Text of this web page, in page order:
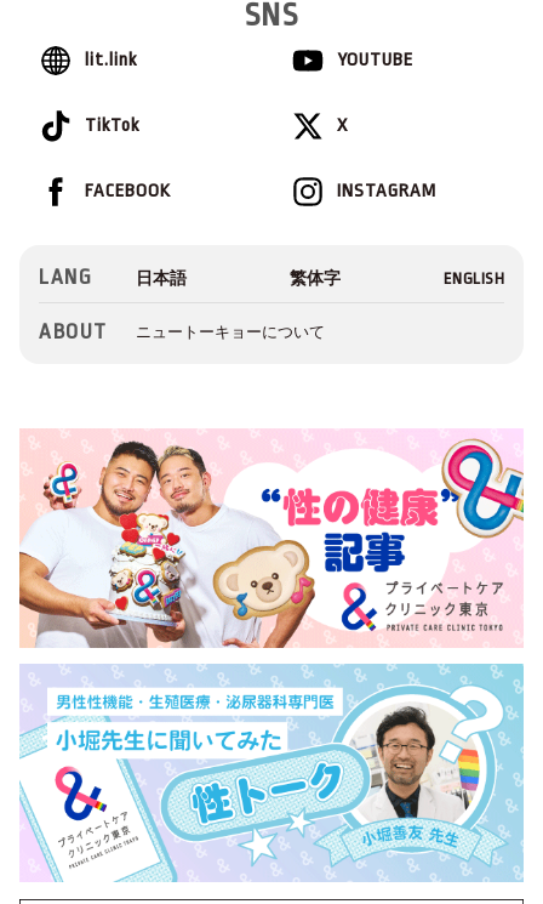
SNS
lit.link YOUTUBE
TikTok X
INSTAGRAM
FACEBOOK
LANG
ABOUT ニュートーキョーについて